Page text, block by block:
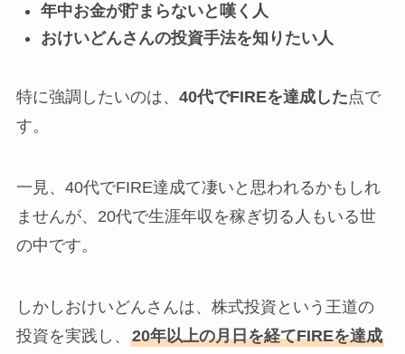
年中お金が貯まらないと嘆く人
おけいどんさんの投資手法を知りたい人
特に強調したいのは、 40代でFIREを達成した点で
す。
一見、40代でFIRE達成て凄いと思われるかもしれ
ませんが、20代で生涯年収を稼ぎ切る人もいる世
の中です。
しかしおけいどんさんは、株式投資という王道の
投資を実践し、 20年以上の月日を経てFIREを達成